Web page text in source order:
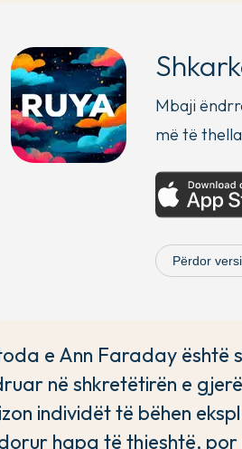
Mbaji
më të
Përdor
e Ann Faraday është
në shkretëtirën e
individët të bëhen
hapa të thjeshtë,